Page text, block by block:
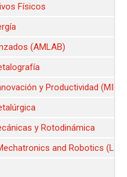
Físicos
(AMLAB)
y Productividad
y Rotodinámica
and Robotics